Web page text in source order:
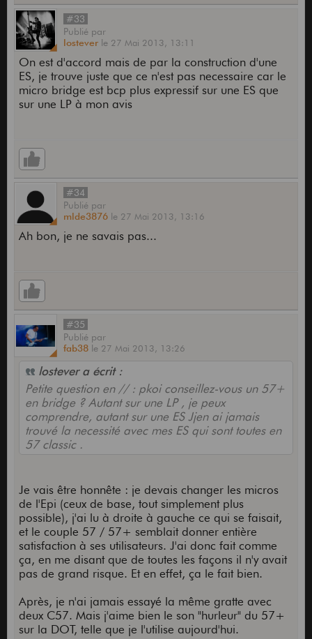
#33
Publié par
lostever le 27 Mai 2013, 13:11
On est d'accord mais de par la construction d'une
ES, je trouve juste que ce n'est pas necessaire car le
micro bridge est bcp plus expressif sur une ES que
sur une LP à mon avis
#34
Publié par
mlde3876 le 27 Mai 2013, 13:16
Ah bon, je ne savais pas...
#35
Publié par
fab38 le 27 Mai 2013, 13:26
lostever a écrit :
Petite question en // : pkoi conseillez-vous un 57+
en bridge ? Autant sur une LP , je peux
comprendre, autant sur une ES Jjen ai jamais
trouvé la necessité avec mes ES qui sont toutes en
57 classic .
Je vais être honnête : je devais changer les micros
de l'Epi (ceux de base, tout simplement plus
possible), j'ai lu à droite à gauche ce qui se faisait,
et le couple 57 / 57+ semblait donner entière
satisfaction à ses utilisateurs. J'ai donc fait comme
ça, en me disant que de toutes les façons il n'y avait
pas de grand risque. Et en effet, ça le fait bien.
Après, je n'ai jamais essayé la même gratte avec
deux C57. Mais j'aime bien le son "hurleur" du 57+
sur la DOT, telle que je l'utilise aujourd'hui.